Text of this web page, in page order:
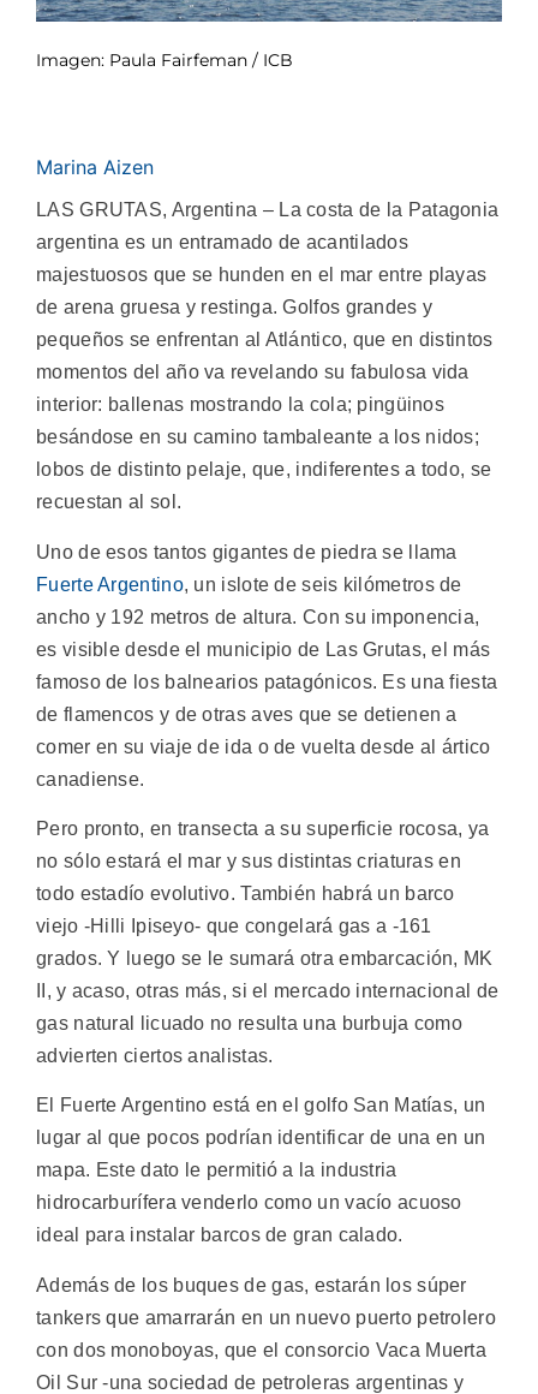
Imagen: Paula Fairfeman / ICB
Marina Aizen
LAS GRUTAS, Argentina – La costa de la Patagonia
argentina es un entramado de acantilados
majestuosos que se hunden en el mar entre playas
de arena gruesa y restinga. Golfos grandes y
pequeños se enfrentan al Atlántico, que en distintos
momentos del año va revelando su fabulosa vida
interior: ballenas mostrando la cola; pingüinos
besándose en su camino tambaleante a los nidos;
lobos de distinto pelaje, que, indiferentes a todo, se
recuestan al sol.
Uno de esos tantos gigantes de piedra se llama
Fuerte Argentino, un islote de seis kilómetros de
ancho y 192 metros de altura. Con su imponencia,
es visible desde el municipio de Las Grutas, el más
famoso de los balnearios patagónicos. Es una fiesta
de flamencos y de otras aves que se detienen a
comer en su viaje de ida o de vuelta desde al ártico
canadiense.
Pero pronto, en transecta a su superficie rocosa, ya
no sólo estará el mar y sus distintas criaturas en
todo estadío evolutivo. También habrá un barco
viejo -Hilli Ipiseyo- que congelará gas a -161
grados. Y luego se le sumará otra embarcación, MK
II, y acaso, otras más, si el mercado internacional de
gas natural licuado no resulta una burbuja como
advierten ciertos analistas.
El Fuerte Argentino está en el golfo San Matías, un
lugar al que pocos podrían identificar de una en un
mapa. Este dato le permitió a la industria
hidrocarburífera venderlo como un vacío acuoso
ideal para instalar barcos de gran calado.
Además de los buques de gas, estarán los súper
tankers que amarrarán en un nuevo puerto petrolero
con dos monoboyas, que el consorcio Vaca Muerta
Oil Sur -una sociedad de petroleras argentinas y